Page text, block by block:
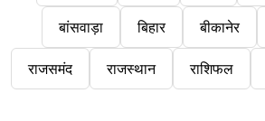
बांसवाड़ा बिहार बीकानेर
राजसमंद राजस्थान राशिफल